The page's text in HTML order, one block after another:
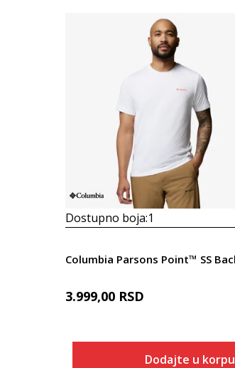
Dostupno boja:1
3.999,00 RSD
Dodajte u korpu